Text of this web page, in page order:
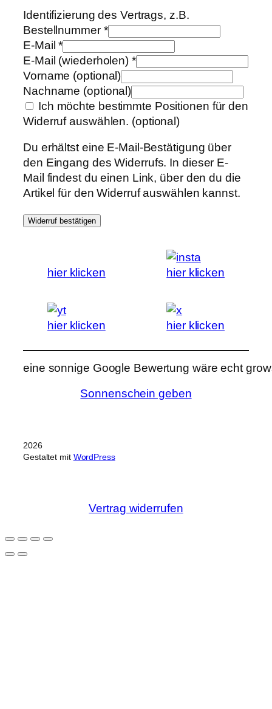
Identifizierung des Vertrags, z.B.
Bestellnummer *
E-Mail*
E-Mail (wiederholen) *
Vorname (optional)
Nachname (optional)
Ich möchte bestimmte Positionen für den
Widerruf auswählen. (optional)
Du erhältst eine E-Mail-Bestätigung über
den Eingang des Widerrufs. In dieser E-
Mail findest du einen Link, über den du die
Artikel für den Widerruf auswählen kannst.
Widerruf bestätigen
hier klicken hier klicken
hier klicken hier klicken
eine sonnige Google Bewertung wäre echt
Sonnenschein geben
2026
Gestaltet mit WordPress
Vertrag widerrufen